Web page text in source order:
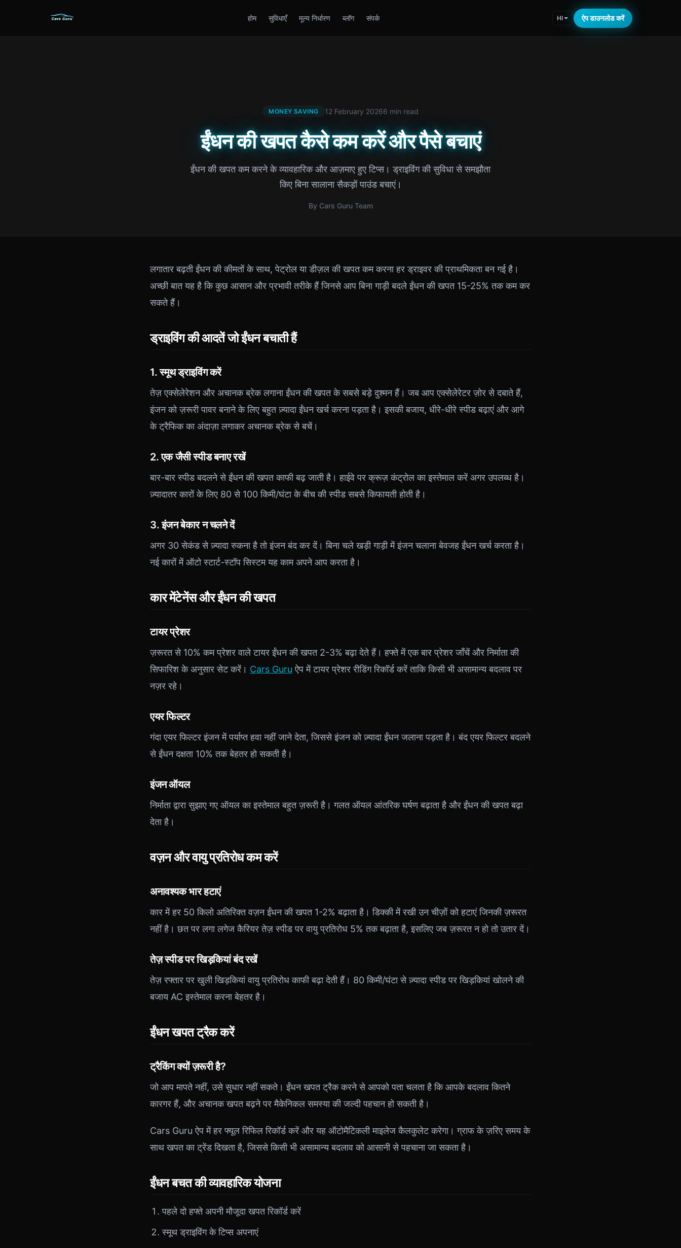
होम सुविधाएँ मूल्य निर्धारण ब्लॉग संपर्क HI ऐप डाउनलोड करें
MONEY SAVING 12 February 20266 min read
ईंधन की खपत कैसे कम करें और पैसे बचाएं
ईंधन की खपत कम करने के व्यावहारिक और आज़माए हुए टिप्स। ड्राइविंग की सुविधा से समझौता
किए बिना सालाना सैकड़ों पाउंड बचाएं।
By Cars Guru Team
लगातार बढ़ती ईंधन की कीमतों के साथ, पेट्रोल या डीज़ल की खपत कम करना हर ड्राइवर की प्राथमिकता बन गई है।
अच्छी बात यह है कि कुछ आसान और प्रभावी तरीके हैं जिनसे आप बिना गाड़ी बदले ईंधन की खपत 15-25% तक कम कर
सकते हैं।
ड्राइविंग की आदतें जो ईंधन बचाती हैं
1. स्मूथ ड्राइविंग करें
तेज़ एक्सेलेरेशन और अचानक ब्रेक लगाना ईंधन की खपत के सबसे बड़े दुश्मन हैं। जब आप एक्सेलेरेटर ज़ोर से दबाते हैं,
इंजन को ज़रूरी पावर बनाने के लिए बहुत ज़्यादा ईंधन खर्च करना पड़ता है। इसकी बजाय, धीरे-धीरे स्पीड बढ़ाएं और आगे
के ट्रैफिक का अंदाज़ा लगाकर अचानक ब्रेक से बचें।
2. एक जैसी स्पीड बनाए रखें
बार-बार स्पीड बदलने से ईंधन की खपत काफी बढ़ जाती है। हाईवे पर क्रूज़ कंट्रोल का इस्तेमाल करें अगर उपलब्ध है।
ज़्यादातर कारों के लिए 80 से 100 किमी/घंटा के बीच की स्पीड सबसे किफायती होती है।
3. इंजन बेकार न चलने दें
अगर 30 सेकंड से ज़्यादा रुकना है तो इंजन बंद कर दें। बिना चले खड़ी गाड़ी में इंजन चलाना बेवजह ईंधन खर्च करता है।
नई कारों में ऑटो स्टार्ट-स्टॉप सिस्टम यह काम अपने आप करता है।
कार मेंटेनेंस और ईंधन की खपत
टायर प्रेशर
ज़रूरत से 10% कम प्रेशर वाले टायर ईंधन की खपत 2-3% बढ़ा देते हैं। हफ्ते में एक बार प्रेशर जाँचें और निर्माता की
सिफारिश के अनुसार सेट करें। Cars Guru ऐप में टायर प्रेशर रीडिंग रिकॉर्ड करें ताकि किसी भी असामान्य बदलाव पर
नज़र रहे।
एयर फिल्टर
गंदा एयर फिल्टर इंजन में पर्याप्त हवा नहीं जाने देता, जिससे इंजन को ज़्यादा ईंधन जलाना पड़ता है। बंद एयर फिल्टर बदलने
से ईंधन दक्षता 10% तक बेहतर हो सकती है।
इंजन ऑयल
निर्माता द्वारा सुझाए गए ऑयल का इस्तेमाल बहुत ज़रूरी है। गलत ऑयल आंतरिक घर्षण बढ़ाता है और ईंधन की खपत बढ़ा
देता है।
वज़न और वायु प्रतिरोध कम करें
अनावश्यक भार हटाएं
कार में हर 50 किलो अतिरिक्त वज़न ईंधन की खपत 1-2% बढ़ाता है। डिक्की में रखी उन चीज़ों को हटाएं जिनकी ज़रूरत
नहीं है। छत पर लगा लगेज कैरियर तेज़ स्पीड पर वायु प्रतिरोध 5% तक बढ़ाता है, इसलिए जब ज़रूरत न हो तो उतार दें।
तेज़ स्पीड पर खिड़कियां बंद रखें
तेज़ रफ्तार पर खुली खिड़कियां वायु प्रतिरोध काफी बढ़ा देती हैं। 80 किमी/घंटा से ज़्यादा स्पीड पर खिड़कियां खोलने की
बजाय AC इस्तेमाल करना बेहतर है।
ईंधन खपत ट्रैक करें
ट्रैकिंग क्यों ज़रूरी है?
जो आप मापते नहीं, उसे सुधार नहीं सकते। ईंधन खपत ट्रैक करने से आपको पता चलता है कि आपके बदलाव कितने
कारगर हैं, और अचानक खपत बढ़ने पर मैकेनिकल समस्या की जल्दी पहचान हो सकती है।
Cars Guru ऐप में हर फ्यूल रिफिल रिकॉर्ड करें और यह ऑटोमैटिकली माइलेज कैलकुलेट करेगा। ग्राफ के ज़रिए समय के
साथ खपत का ट्रेंड दिखता है, जिससे किसी भी असामान्य बदलाव को आसानी से पहचाना जा सकता है।
ईंधन बचत की व्यावहारिक योजना
पहले दो हफ्ते अपनी मौजूदा खपत रिकॉर्ड करें
स्मूथ ड्राइविंग के टिप्स अपनाएं